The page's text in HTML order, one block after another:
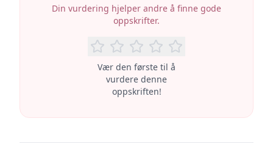
Din vurdering hjelper andre å finne gode
oppskrifter.
Vær den første til å
vurdere denne
oppskriften!